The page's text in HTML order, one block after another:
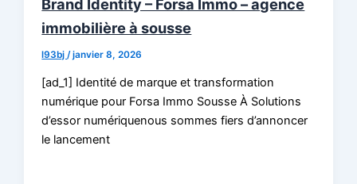
Brand Identity – Forsa Immo – agence
immobilière à sousse
l93bj /janvier 8, 2026
[ad_1] Identité de marque et transformation
numérique pour Forsa Immo Sousse À Solutions
d’essor numériquenous sommes fiers d’annoncer
le lancement